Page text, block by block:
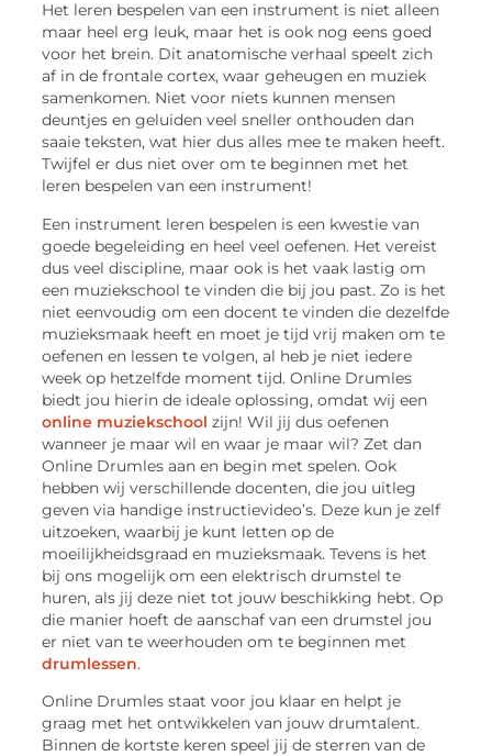
Het leren bespelen van een instrument is niet alleen
maar heel erg leuk, maar het is ook nog eens goed
voor het brein. Dit anatomische verhaal speelt zich
af in de frontale cortex, waar geheugen en muziek
samenkomen. Niet voor niets kunnen mensen
deuntjes en geluiden veel sneller onthouden dan
saaie teksten, wat hier dus alles mee te maken heeft.
Twijfel er dus niet over om te beginnen met het
leren bespelen van een instrument!
Een instrument leren bespelen is een kwestie van
goede begeleiding en heel veel oefenen. Het vereist
dus veel discipline, maar ook is het vaak lastig om
een muziekschool te vinden die bij jou past. Zo is het
niet eenvoudig om een docent te vinden die dezelfde
muzieksmaak heeft en moet je tijd vrij maken om te
oefenen en lessen te volgen, al heb je niet iedere
week op hetzelfde moment tijd. Online Drumles
biedt jou hierin de ideale oplossing, omdat wij een
online muziekschool zijn! Wil jij dus oefenen
wanneer je maar wil en waar je maar wil? Zet dan
Online Drumles aan en begin met spelen. Ook
hebben wij verschillende docenten, die jou uitleg
geven via handige instructievideo’s. Deze kun je zelf
uitzoeken, waarbij je kunt letten op de
moeilijkheidsgraad en muzieksmaak. Tevens is het
bij ons mogelijk om een elektrisch drumstel te
huren, als jij deze niet tot jouw beschikking hebt. Op
die manier hoeft de aanschaf van een drumstel jou
er niet van te weerhouden om te beginnen met
drumlessen.
Online Drumles staat voor jou klaar en helpt je
graag met het ontwikkelen van jouw drumtalent.
Binnen de kortste keren speel jij de sterren van de